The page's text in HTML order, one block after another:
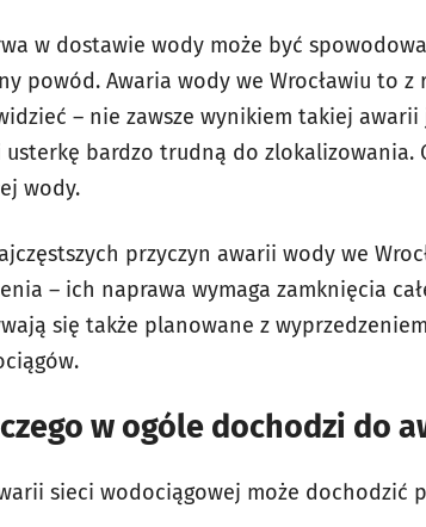
w dostawie wody może być
powód. Awaria wody we Wrocławiu to
– nie zawsze wynikiem takiej
usterkę bardzo trudną do zlokalizowania.
wody.
przyczyn awarii wody we
– ich naprawa wymaga zamknięcia
się także planowane z
w ogóle dochodzi do
sieci wodociągowej może dochodzić